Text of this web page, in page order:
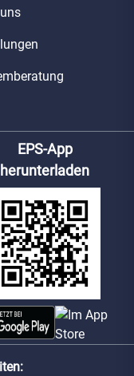
EPS-App
herunterladen